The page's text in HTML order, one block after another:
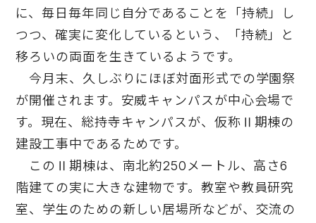
に、毎日毎年同じ自分であることを「持続」し
つつ、確実に変化しているという、「持続」と
移ろいの両面を生きているようです。
今月末、久しぶりにほぼ対面形式での学園祭
が開催されます。安威キャンパスが中心会場で
す。現在、総持寺キャンパスが、仮称Ⅱ期棟の
建設工事中であるためです。
このⅡ期棟は、南北約250メートル、高さ6
階建ての実に大きな建物です。教室や教員研究
室、学生のための新しい居場所などが、交流の